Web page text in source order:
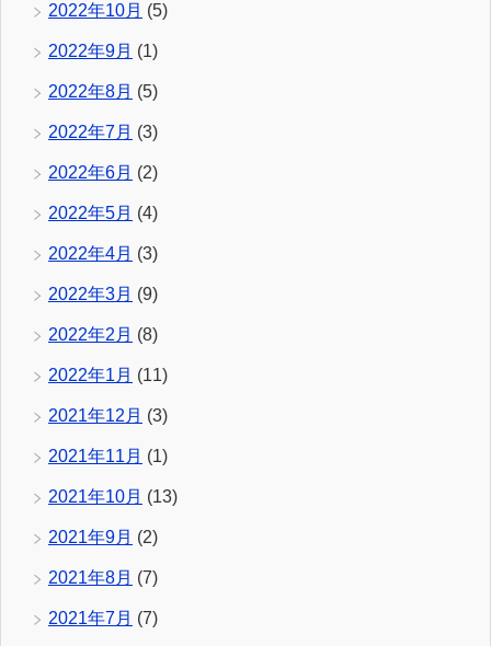
2022年10月 (5)
2022年9月 (1)
2022年8月 (5)
2022年7月 (3)
2022年6月 (2)
2022年5月 (4)
2022年4月 (3)
2022年3月 (9)
2022年2月 (8)
2022年1月 (11)
2021年12月 (3)
2021年11月 (1)
2021年10月 (13)
2021年9月 (2)
2021年8月 (7)
2021年7月 (7)